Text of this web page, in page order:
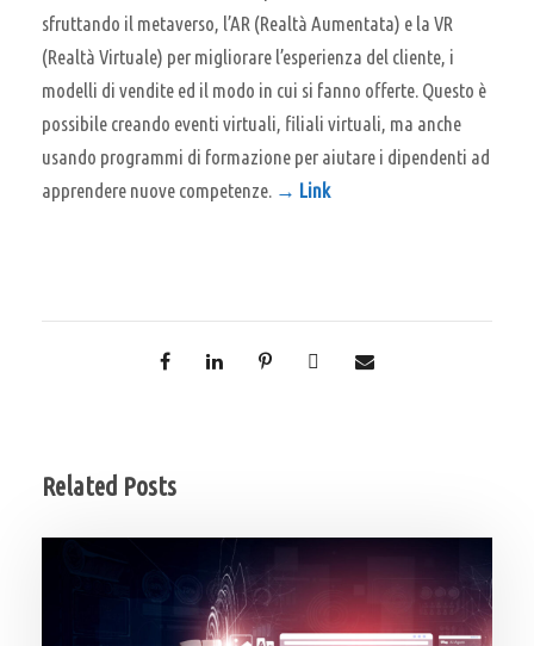
sfruttando il metaverso, l’AR (Realtà Aumentata) e la VR
(Realtà Virtuale) per migliorare l’esperienza del cliente, i
modelli di vendite ed il modo in cui si fanno offerte. Questo è
possibile creando eventi virtuali, filiali virtuali, ma anche
usando programmi di formazione per aiutare i dipendenti ad
apprendere nuove competenze. → Link
Related Posts